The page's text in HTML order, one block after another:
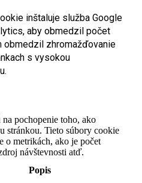
inštaluje služba Google
aby obmedzil počet
obmedzil zhromažďovanie
s vysokou
pochopenie toho, ako
stránkou. Tieto súbory cookie
o metrikách, ako je počet
návštevnosti atď.
Popis